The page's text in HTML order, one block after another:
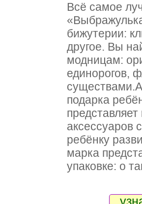
Всё самое
бижутерии:
другое. Вы
модницам:
единорогов,
подарка
аксессуаров
ребёнку
марка
упаковке: о